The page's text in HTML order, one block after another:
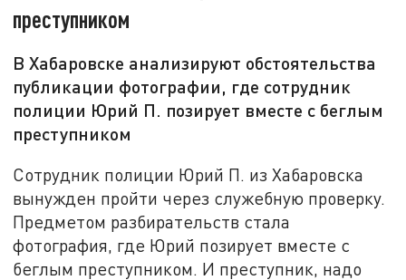
преступником
В Хабаровске анализируют обстоятельства
публикации фотографии, где сотрудник
полиции Юрий П. позирует вместе с беглым
преступником
Сотрудник полиции Юрий П. из Хабаровска
вынужден пройти через служебную проверку.
Предметом разбирательств стала
фотография, где Юрий позирует вместе с
беглым преступником. И преступник, надо